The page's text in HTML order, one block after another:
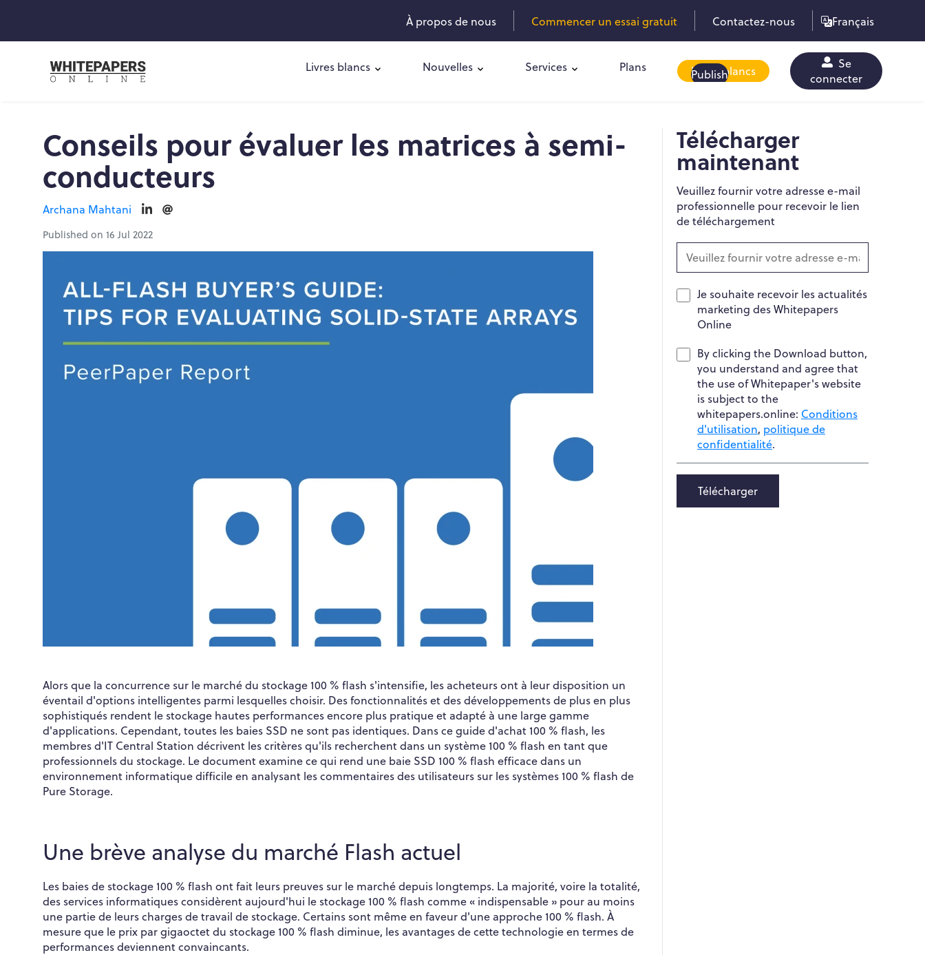
À propos de nous Commencer un essai gratuit Contactez-nous Français
Livres blancs Nouvelles Services Plans Publish
Livres blancs
Se
connecter
Conseils pour évaluer les matrices à semi-
conducteurs
Archana Mahtani
Published on 16 Jul 2022
Alors que la concurrence sur le marché du stockage 100 % flash s'intensifie, les acheteurs ont à leur disposition un
éventail d'options intelligentes parmi lesquelles choisir. Des fonctionnalités et des développements de plus en plus
sophistiqués rendent le stockage hautes performances encore plus pratique et adapté à une large gamme
d'applications. Cependant, toutes les baies SSD ne sont pas identiques. Dans ce guide d'achat 100 % flash, les
membres d'IT Central Station décrivent les critères qu'ils recherchent dans un système 100 % flash en tant que
professionnels du stockage. Le document examine ce qui rend une baie SSD 100 % flash efficace dans un
environnement informatique difficile en analysant les commentaires des utilisateurs sur les systèmes 100 % flash de
Pure Storage.
Une brève analyse du marché Flash actuel
Les baies de stockage 100 % flash ont fait leurs preuves sur le marché depuis longtemps. La majorité, voire la totalité,
des services informatiques considèrent aujourd'hui le stockage 100 % flash comme « indispensable » pour au moins
une partie de leurs charges de travail de stockage. Certains sont même en faveur d'une approche 100 % flash. À
mesure que le prix par gigaoctet du stockage 100 % flash diminue, les avantages de cette technologie en termes de
performances deviennent convaincants.
Télécharger
maintenant
Veuillez fournir votre adresse e-mail
professionnelle pour recevoir le lien
de téléchargement
Je souhaite recevoir les actualités
marketing des Whitepapers
Online
By clicking the Download button,
you understand and agree that
the use of Whitepaper's website
is subject to the
whitepapers.online: Conditions
d'utilisation, politique de
confidentialité.
Télécharger